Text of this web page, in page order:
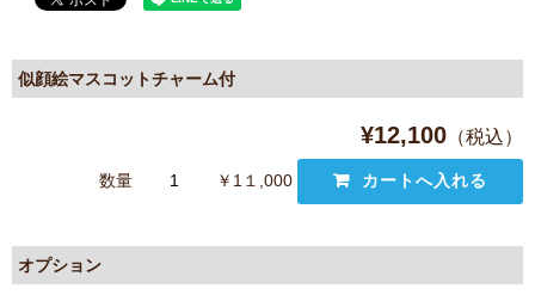
似顔絵マスコットチャーム付
¥12,100 （税込）
数量 ￥1１,000
オプション